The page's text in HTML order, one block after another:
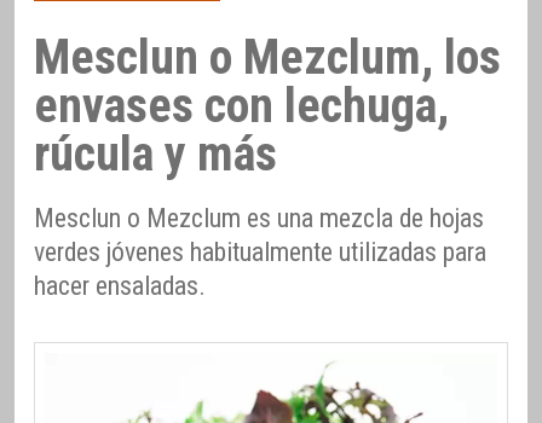
Mesclun o Mezclum, los
envases con lechuga,
rúcula y más
Mesclun o Mezclum es una mezcla de hojas
verdes jóvenes habitualmente utilizadas para
hacer ensaladas.